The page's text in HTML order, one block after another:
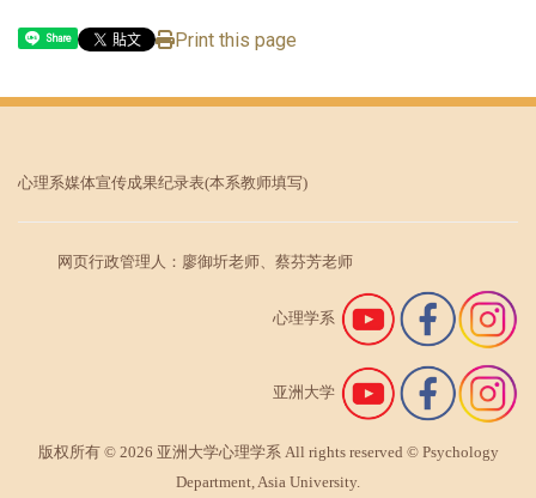
Share Print this page
心理系媒体宣传成果纪录表(本系教师填写)
网页行政管理人：廖御圻老师、蔡芬芳老师
心理学系
亚洲大学
版权所有 © 2026 亚洲大学心理学系 All rights reserved © Psychology
Department, Asia University.